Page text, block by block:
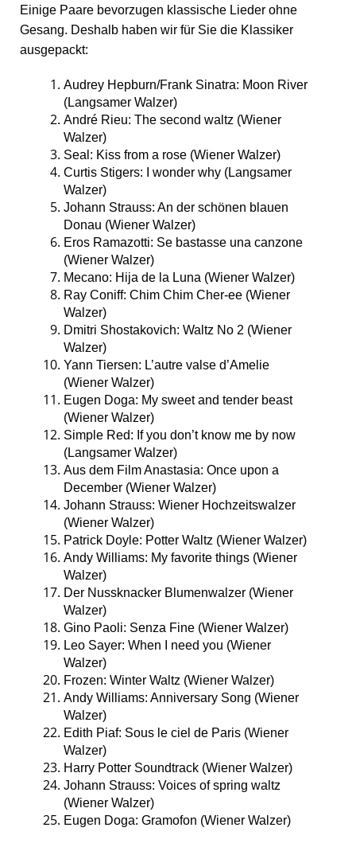
Einige Paare bevorzugen klassische Lieder ohne
Gesang. Deshalb haben wir für Sie die Klassiker
ausgepackt:
Audrey Hepburn/Frank Sinatra: Moon River
(Langsamer Walzer)
André Rieu: The second waltz (Wiener
Walzer)
Seal: Kiss from a rose (Wiener Walzer)
Curtis Stigers: I wonder why (Langsamer
Walzer)
Johann Strauss: An der schönen blauen
Donau (Wiener Walzer)
Eros Ramazotti: Se bastasse una canzone
(Wiener Walzer)
Mecano: Hija de la Luna (Wiener Walzer)
Ray Coniff: Chim Chim Cher-ee (Wiener
Walzer)
Dmitri Shostakovich: Waltz No 2 (Wiener
Walzer)
Yann Tiersen: L’autre valse d’Amelie
(Wiener Walzer)
Eugen Doga: My sweet and tender beast
(Wiener Walzer)
Simple Red: If you don’t know me by now
(Langsamer Walzer)
Aus dem Film Anastasia: Once upon a
December (Wiener Walzer)
Johann Strauss: Wiener Hochzeitswalzer
(Wiener Walzer)
Patrick Doyle: Potter Waltz (Wiener Walzer)
Andy Williams: My favorite things (Wiener
Walzer)
Der Nussknacker Blumenwalzer (Wiener
Walzer)
Gino Paoli: Senza Fine (Wiener Walzer)
Leo Sayer: When I need you (Wiener
Walzer)
Frozen: Winter Waltz (Wiener Walzer)
Andy Williams: Anniversary Song (Wiener
Walzer)
Edith Piaf: Sous le ciel de Paris (Wiener
Walzer)
Harry Potter Soundtrack (Wiener Walzer)
Johann Strauss: Voices of spring waltz
(Wiener Walzer)
Eugen Doga: Gramofon (Wiener Walzer)